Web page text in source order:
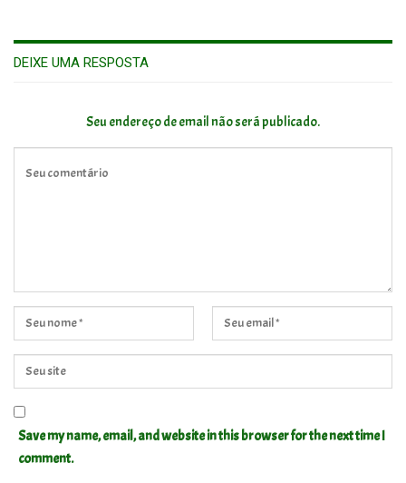
DEIXE UMA RESPOSTA
Seu endereço de email não será publicado.
Save my name, email, and website in this browser for the next time I
comment.